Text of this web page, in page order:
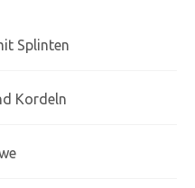
płaskich
okrągłych
z patyczkami
Splinten
Kordeln